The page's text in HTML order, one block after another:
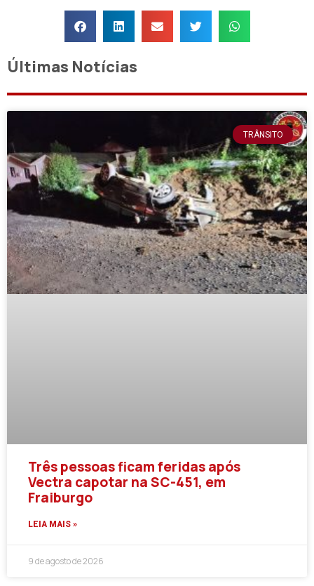
Últimas Notícias
TRÂNSITO
Três pessoas ficam feridas após
Vectra capotar na SC-451, em
Fraiburgo
LEIA MAIS »
9 de agosto de 2026